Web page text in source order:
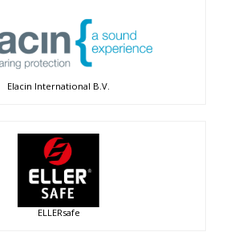
Elacin International B.V.
ELLERsafe